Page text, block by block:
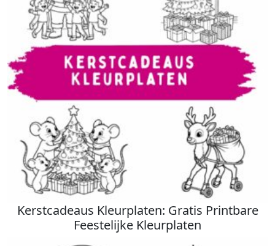
Kerstcadeaus Kleurplaten: Gratis Printbare
Feestelijke Kleurplaten